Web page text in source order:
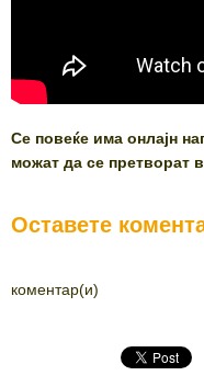
Се повеќе има онлајн
можат да се претворат
Оставете
коментар(и)